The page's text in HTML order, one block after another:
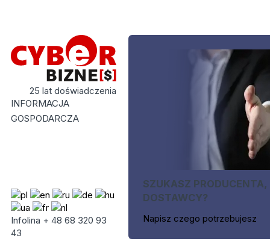
25 lat doświadczenia
INFORMACJA
GOSPODARCZA
Infolina + 48 68 320 93
43
SZUKASZ PRODUCENTA,
DOSTAWCY?
Napisz czego potrzebujesz